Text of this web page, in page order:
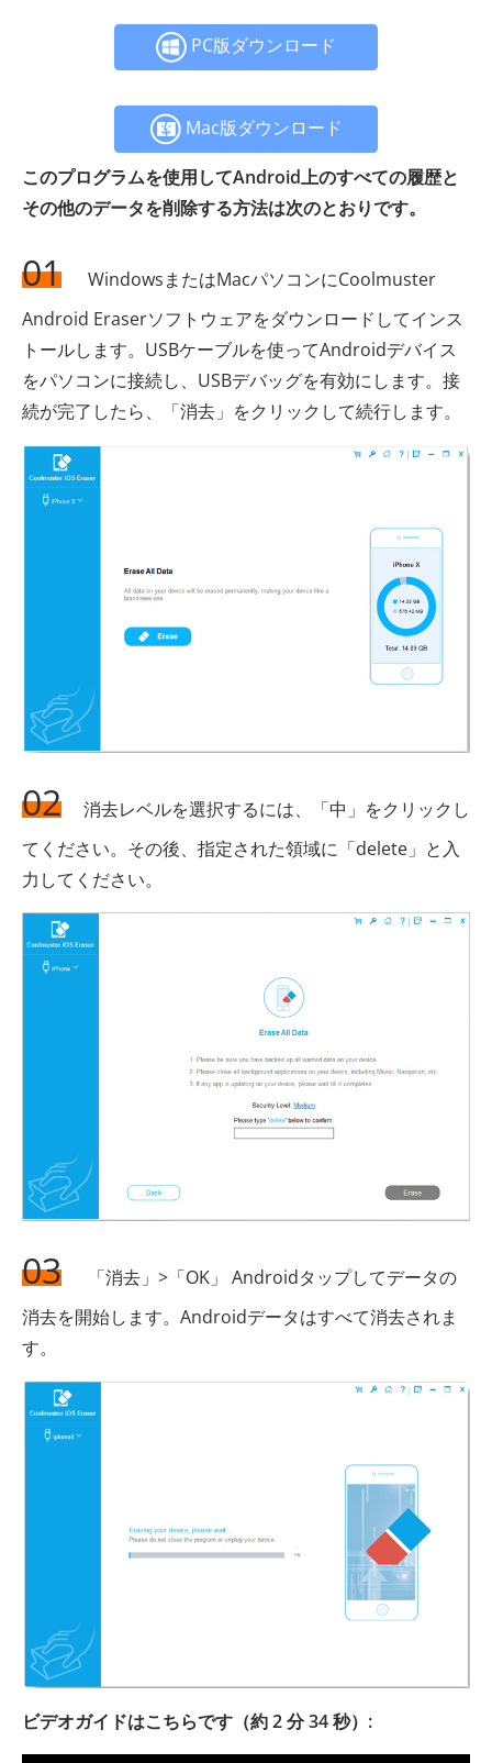
PC版ダウンロード
Mac版ダウンロード
このプログラムを使用してAndroid上のすべての履歴と
その他のデータを削除する方法は次のとおりです。
01
WindowsまたはMacパソコンにCoolmuster
Android Eraserソフトウェアをダウンロードしてインス
トールします。USBケーブルを使ってAndroidデバイス
をパソコンに接続し、USBデバッグを有効にします。接
続が完了したら、「消去」をクリックして続行します。
02
消去レベルを選択するには、「中」をクリックし
てください。その後、指定された領域に「delete」と入
力してください。
03
「消去」>「OK」 Androidタップしてデータの
消去を開始します。Androidデータはすべて消去されま
す。
ビデオガイドはこちらです（約 2 分 34 秒）: